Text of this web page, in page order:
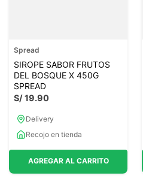
Spread
SIROPE SABOR FRUTOS
DEL BOSQUE X 450G
SPREAD
S/19.90
Delivery
Recojo en tienda
AGREGAR AL CARRITO